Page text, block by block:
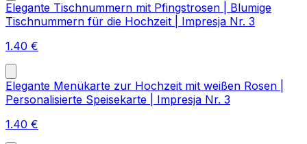
Elegante Tischnummern mit Pfingstrosen | Blumige
Tischnummern für die Hochzeit | Impresja Nr. 3
1.40 €
Elegante Menükarte zur Hochzeit mit weißen Rosen |
Personalisierte Speisekarte | Impresja Nr. 3
1.40 €